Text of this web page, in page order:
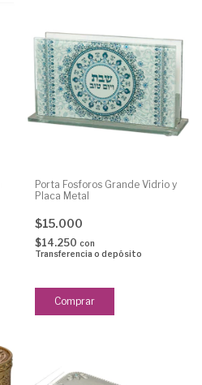
Porta Fosforos Grande Vidrio y
Placa Metal
$15.000
$14.250 con
Transferencia o depósito